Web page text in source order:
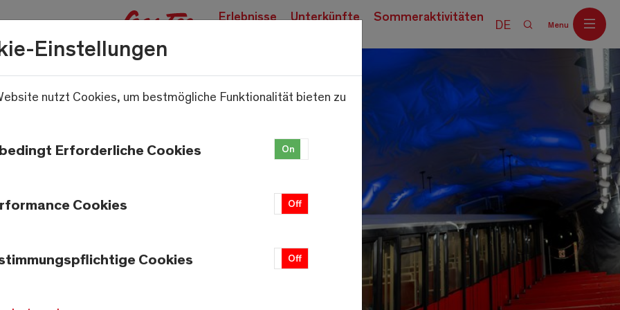
Erlebnisse
Unterkünfte Sommeraktivitäten DE Menu
Einstellungen
nutzt Cookies, um bestmögliche Funktionalität bieten zu
Erforderliche Cookies On
Cookies Off
Cookies Off